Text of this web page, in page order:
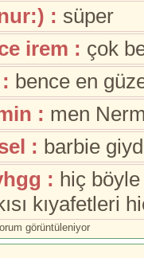
: süper
irem : çok
bence en
: men
: barbie
: hiç
kıyafetleri
görüntüleniyor